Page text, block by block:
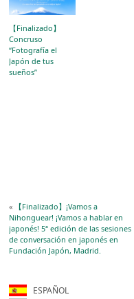
【Finalizado】
Concruso
“Fotografía el
Japón de tus
sueños”
« 【Finalizado】¡Vamos a
Nihonguear! ¡Vamos a hablar en
japonés! 5ª edición de las sesiones
de conversación en japonés en
Fundación Japón, Madrid.
ESPAÑOL